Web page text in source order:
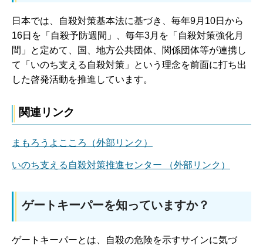
日本では、自殺対策基本法に基づき、毎年9月10日から
16日を「自殺予防週間」、毎年3月を「自殺対策強化月
間」と定めて、国、地方公共団体、関係団体等が連携し
て「いのち支える自殺対策」という理念を前面に打ち出
した啓発活動を推進しています。
関連リンク
まもろうよこころ（外部リンク）
いのち支える自殺対策推進センター （外部リンク）
ゲートキーパーを知っていますか？
ゲートキーパーとは、自殺の危険を示すサインに気づ